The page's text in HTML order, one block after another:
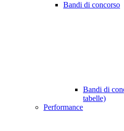
Bandi di concorso
Bandi di
tabelle)
Performance